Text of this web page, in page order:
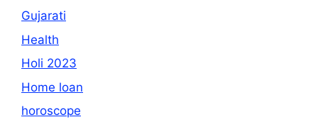
Gujarati
Health
Holi 2023
Home loan
horoscope